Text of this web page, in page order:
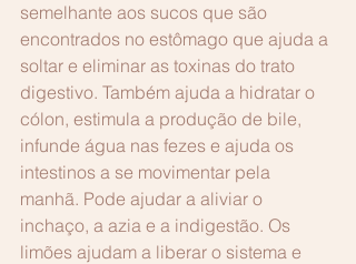
semelhante aos sucos que são
encontrados no estômago que ajuda a
soltar e eliminar as toxinas do trato
digestivo. Também ajuda a hidratar o
cólon, estimula a produção de bile,
infunde água nas fezes e ajuda os
intestinos a se movimentar pela
manhã. Pode ajudar a aliviar o
inchaço, a azia e a indigestão. Os
limões ajudam a liberar o sistema e